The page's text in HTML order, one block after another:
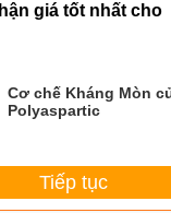
giá tốt nhất cho
Cơ chế Kháng Mòn
Polyaspartic
Tiếp tục